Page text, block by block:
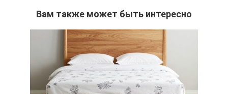
Вам также может быть интересно